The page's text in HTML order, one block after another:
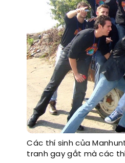
Các thí sinh của
tranh gay gắt mà các